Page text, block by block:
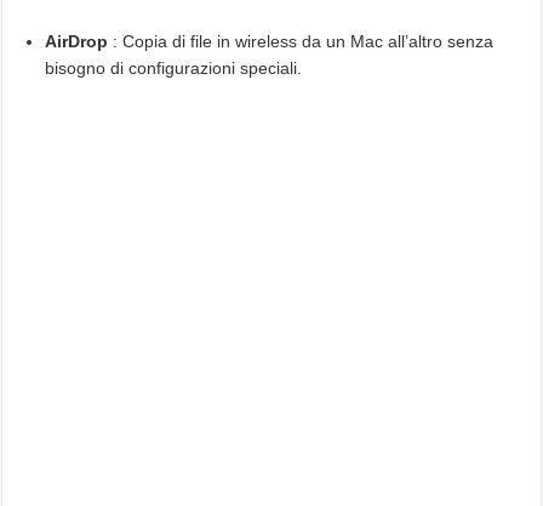
AirDrop : Copia di file in wireless da un Mac all’altro senza
bisogno di configurazioni speciali.